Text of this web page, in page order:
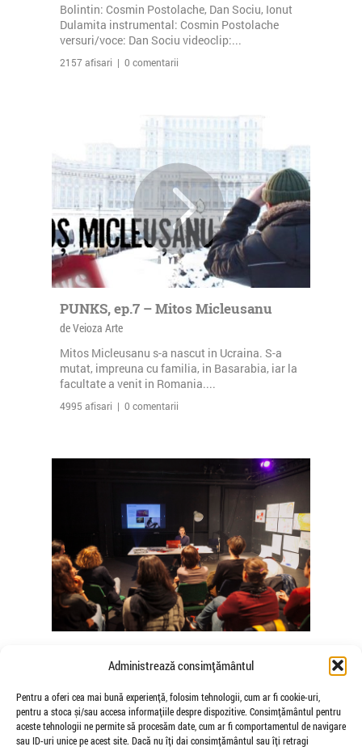
Administrează consimțământul
Pentru a oferi cea mai bună experiență, folosim tehnologii, cum ar fi cookie-uri,
pentru a stoca și/sau accesa informațiile despre dispozitive. Consimțământul pentru
aceste tehnologii ne permite să procesăm date, cum ar fi comportamentul de navigare
sau ID-uri unice pe acest site. Dacă nu îți dai consimțământul sau îți retragi
Bolintin: Cosmin Postolache, Dan Sociu, Ionut
Dulamita instrumental: Cosmin Postolache
versuri/voce: Dan Sociu videoclip:...
2157 afisari | 0 comentarii
PUNKS, ep.7 – Mitos Micleusanu
de Veioza Arte
Mitos Micleusanu s-a nascut in Ucraina. S-a
mutat, impreuna cu familia, in Basarabia, iar la
facultate a venit in Romania....
4995 afisari | 0 comentarii
Somatice susținute de coregrafele
Mădălina Dan și Valentina De Piante
Niculae
de Veioza Arte